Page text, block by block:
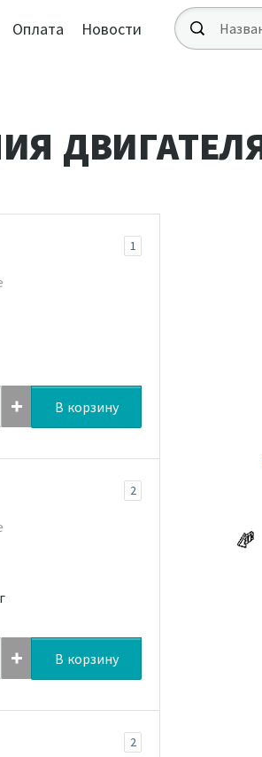
Оплата Новости
1
В корзину
2
В корзину
2